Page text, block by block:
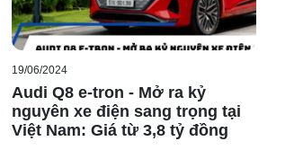
19/06/2024
Audi Q8 e-tron - Mở ra kỷ
nguyên xe điện sang trọng tại
Việt Nam: Giá từ 3,8 tỷ đồng